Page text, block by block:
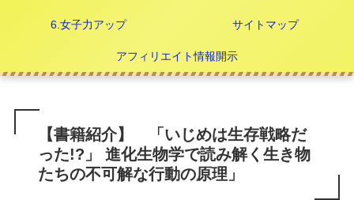
6.女子力アップ サイトマップ
アフィリエイト情報開示
【書籍紹介】 「いじめは生存戦略だ
った!?」 進化生物学で読み解く生き物
たちの不可解な行動の原理」